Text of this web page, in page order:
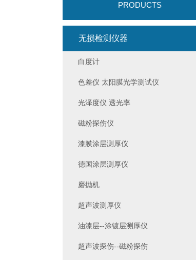
PRODUCTS
无损检测仪器
白度计
色差仪 太阳膜光学测试仪
光泽度仪 透光率
磁粉探伤仪
漆膜涂层测厚仪
德国涂层测厚仪
磨抛机
超声波测厚仪
油漆层--涂镀层测厚仪
超声波探伤--磁粉探伤